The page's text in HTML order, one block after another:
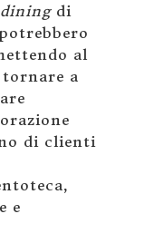
di
al
a
di clienti
e